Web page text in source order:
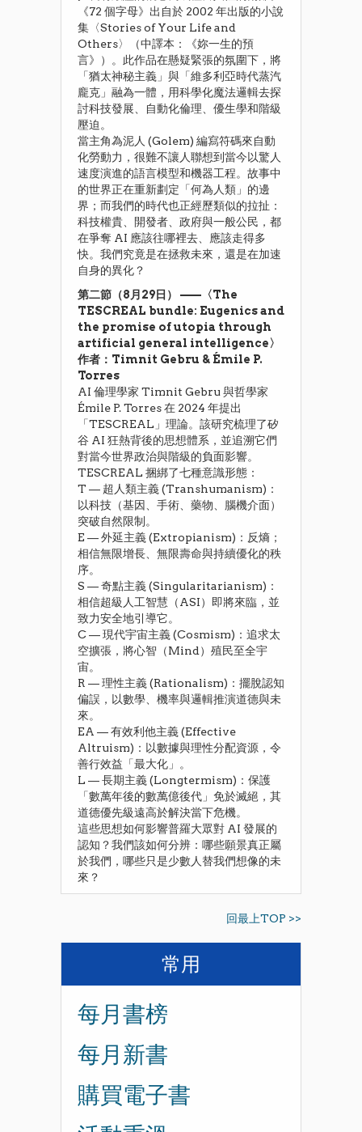
《72 個字母》出自於 2002 年出版的小說
集〈Stories of Your Life and
Others〉（中譯本：《妳一生的預
言》）。此作品在懸疑緊張的氛圍下，將
「猶太神秘主義」與「維多利亞時代蒸汽
龐克」融為一體，用科學化魔法邏輯去探
討科技發展、自動化倫理、優生學和階級
壓迫。
​當主角為泥人 (Golem) 編寫符碼來自動
化勞動力，很難不讓人聯想到當今以驚人
速度演進的語言模型和機器工程。故事中
的世界正在重新劃定「何為人類」的邊
界；而我們的時代也正經歷類似的拉扯：
科技權貴、開發者、政府與一般公民，都
在爭奪 AI 應該往哪裡去、應該走得多
快。我們究竟是在拯救未來，還是在加速
自身的異化？
第二節（8月29日） ——〈The
TESCREAL bundle: Eugenics and
the promise of utopia through
artificial general intelligence〉
作者：Timnit Gebru & Émile P.
Torres
​AI 倫理學家 Timnit Gebru 與哲學家
Émile P. Torres 在 2024 年提出
「TESCREAL」理論。該研究梳理了矽
谷 AI 狂熱背後的思想體系，並追溯它們
對當今世界政治與階級的負面影響。
​TESCREAL 捆綁了七種意識形態：
​T — 超人類主義 (Transhumanism)：
以科技（基因、手術、藥物、腦機介面）
突破自然限制。
​E — 外延主義 (Extropianism)：反熵；
相信無限增長、無限壽命與持續優化的秩
序。
​S — 奇點主義 (Singularitarianism)：
相信超級人工智慧（ASI）即將來臨，並
致力安全地引導它。
​C — 現代宇宙主義 (Cosmism)：追求太
空擴張，將心智（Mind）殖民至全宇
宙。
​R — 理性主義 (Rationalism)：擺脫認知
偏誤，以數學、機率與邏輯推演道德與未
來。
​EA — 有效利他主義 (Effective
Altruism)：以數據與理性分配資源，令
善行效益「最大化」。
​L — 長期主義 (Longtermism)：保護
「數萬年後的數萬億後代」免於滅絕，其
道德優先級遠高於解決當下危機。
​這些思想如何影響普羅大眾對 AI 發展的
認知？我們該如何分辨：哪些願景真正屬
於我們，哪些只是少數人替我們想像的未
來？
回最上TOP >>
常用
每月書榜
每月新書
購買電子書